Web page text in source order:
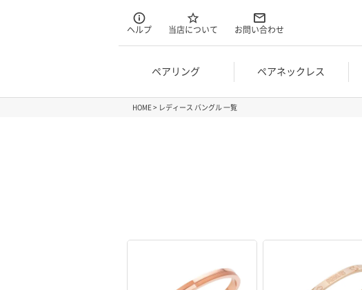
ヘルプ 当店について お問い合わせ
ペアリング ペアネックレス
HOME レディース バングル 一覧